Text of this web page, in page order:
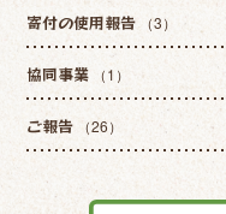
寄付の使用報告 （3）
協同事業 （1）
ご報告 （26）